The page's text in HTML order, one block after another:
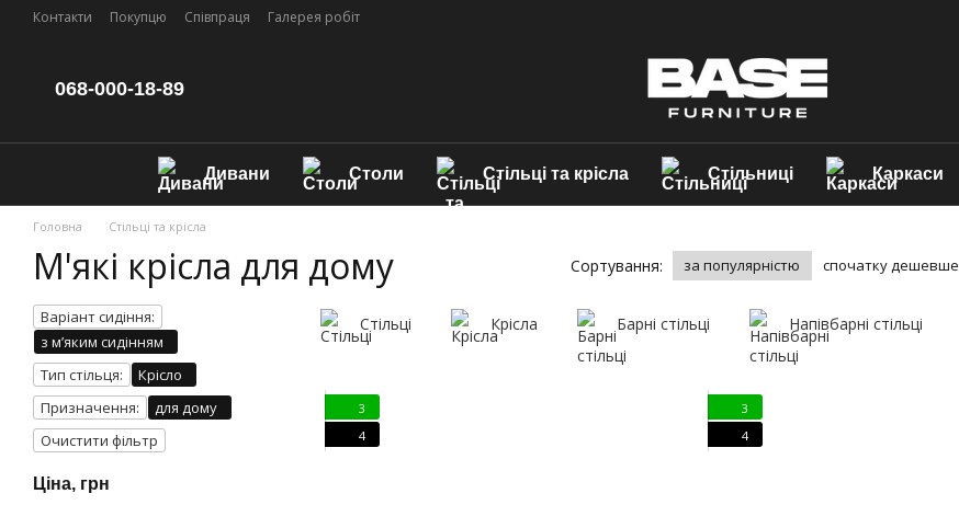
Перейти до основного контенту
Контакти Покупцю Співпраця Галерея робіт
068-000-18-89
Дивани Столи Стільці та крісла Стільниці Каркаси
Головна Стільці та крісла
М'які крісла для дому Сортування: за популярністю спочатку дешевше
Стільці Крісла Барні стільці Напівбарні стільці
3
4
3
4
Варіант сидіння:
з мʼяким сидінням
Тип стільця:
Крісло
Призначення:
для дому
Очистити фільтр
Ціна, грн